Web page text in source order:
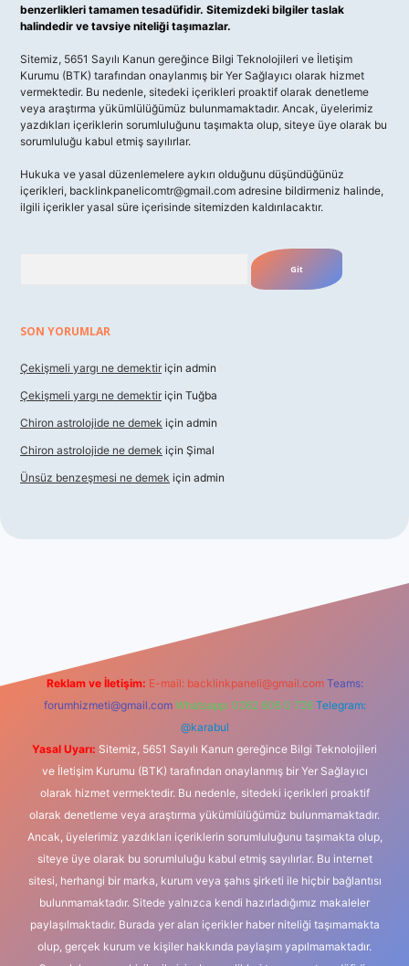
benzerlikleri tamamen tesadüfidir. Sitemizdeki bilgiler taslak
halindedir ve tavsiye niteliği taşımazlar.
Sitemiz, 5651 Sayılı Kanun gereğince Bilgi Teknolojileri ve İletişim
Kurumu (BTK) tarafından onaylanmış bir Yer Sağlayıcı olarak hizmet
vermektedir. Bu nedenle, sitedeki içerikleri proaktif olarak denetleme
veya araştırma yükümlülüğümüz bulunmamaktadır. Ancak, üyelerimiz
yazdıkları içeriklerin sorumluluğunu taşımakta olup, siteye üye olarak bu
sorumluluğu kabul etmiş sayılırlar.
Hukuka ve yasal düzenlemelere aykırı olduğunu düşündüğünüz
içerikleri, backlinkpanelicomtr@gmail.com adresine bildirmeniz halinde,
ilgili içerikler yasal süre içerisinde sitemizden kaldırılacaktır.
SON YORUMLAR
Çekişmeli yargı ne demektir için admin
Çekişmeli yargı ne demektir için Tuğba
Chiron astrolojide ne demek için admin
Chiron astrolojide ne demek için Şimal
Ünsüz benzeşmesi ne demek için admin
Reklam ve İletişim: E-mail: backlinkpaneli@gmail.com Teams:
forumhizmeti@gmail.com Whatsapp: 0262 606 0 726 Telegram:
@karabul
Yasal Uyarı: Sitemiz, 5651 Sayılı Kanun gereğince Bilgi Teknolojileri
ve İletişim Kurumu (BTK) tarafından onaylanmış bir Yer Sağlayıcı
olarak hizmet vermektedir. Bu nedenle, sitedeki içerikleri proaktif
olarak denetleme veya araştırma yükümlülüğümüz bulunmamaktadır.
Ancak, üyelerimiz yazdıkları içeriklerin sorumluluğunu taşımakta olup,
siteye üye olarak bu sorumluluğu kabul etmiş sayılırlar. Bu internet
sitesi, herhangi bir marka, kurum veya şahıs şirketi ile hiçbir bağlantısı
bulunmamaktadır. Sitede yalnızca kendi hazırladığımız makaleler
paylaşılmaktadır. Burada yer alan içerikler haber niteliği taşımamakta
olup, gerçek kurum ve kişiler hakkında paylaşım yapılmamaktadır.